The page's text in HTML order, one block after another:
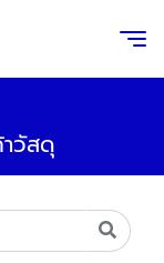
วัสดุ